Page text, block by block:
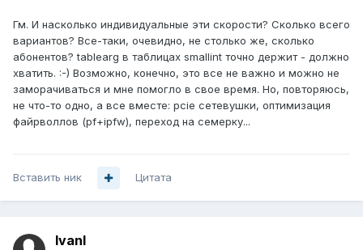
Гм. И насколько индивидуальные эти скорости? Сколько всего
вариантов? Все-таки, очевидно, не столько же, сколько
абонентов? tablearg в таблицах smallint точно держит - должно
хватить. :-) Возможно, конечно, это все не важно и можно не
заморачиваться и мне помогло в свое время. Но, повторяюсь,
не что-то одно, а все вместе: pcie сетевушки, оптимизация
файрволлов (pf+ipfw), переход на семерку...
Вставить ник Цитата
IvanI